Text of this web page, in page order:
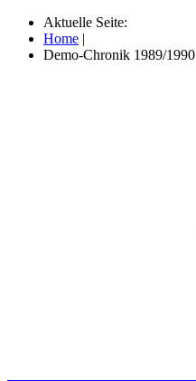
Aktuelle Seite:
Home |
Demo-Chronik 1989/1990